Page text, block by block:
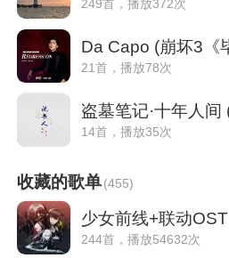
249首，播放372次
21首，播放78次
14首，播放35次
收藏的歌单(455)
少女前线+联动OST
244首，播放54632次